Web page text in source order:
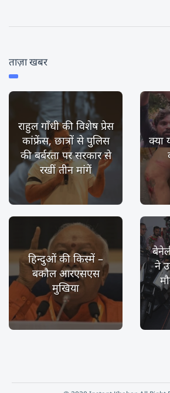
ताज़ा खबर
राहुल गाँधी की विशेष प्रेस
कांफ्रेंस, छात्रों से पुलिस
की बर्बरता पर सरकार से
रखीं तीन मांगें
क्या
हिन्दुओं की किस्में –
बकौल आरएसएस
मुखिया
ने